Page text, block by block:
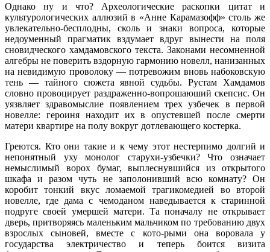
Однако ну и что? Археологические раскопки цитат и
культурологических аллюзий в «Анне Карамазофф» столь же
увлекательно-бесплодны, сколь и знаки вопроса, которые
недоуменный прагматик вздумает вдруг вынести на поля
сновидческого хамдамовского текста. Законами несомненной
алгебры не поверить вздорную гармонию новелл, нанизанных
на невидимую проволоку — потревожим вновь набоковскую
тень — тайного сюжета явной судьбы. Рустам Хамдамов
словно провоцирует раздраженно-вопрошаюший скепсис. Он
уязвляет здравомыслие появлением трех узбечек в первой
новелле: героиня находит их в опустевшей после смерти
матери квартире на полу вокруг дотлевающего костерка.
Греются. Кто они такие и к чему этот нестерпимо долгий и
непонятный уху монолог старухи-узбечки? Что означает
немыслимый ворох бумаг, выплеснувшийся из открытого
шкафа и разом чуть не заполонивший всю комнату? Он
коробит тонкий вкус ломаемой трагикомедией во второй
новелле, где дама с чемоданом наведывается к старинной
подруге своей умершей матери. Та поначалу не открывает
дверь, притворяясь маленьким мальчиком по требованию двух
взрослых сыновей, вместе с кото-рыми она воровала у
государства электричество и теперь боится визита